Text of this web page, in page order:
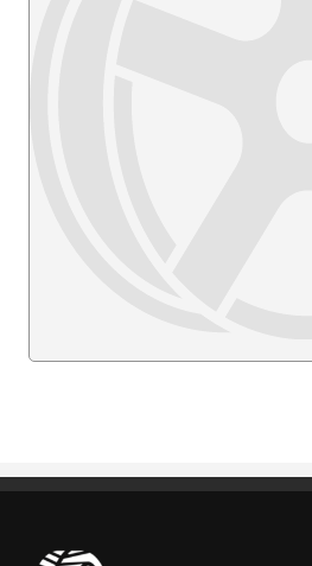
Pneus Benoit Roy